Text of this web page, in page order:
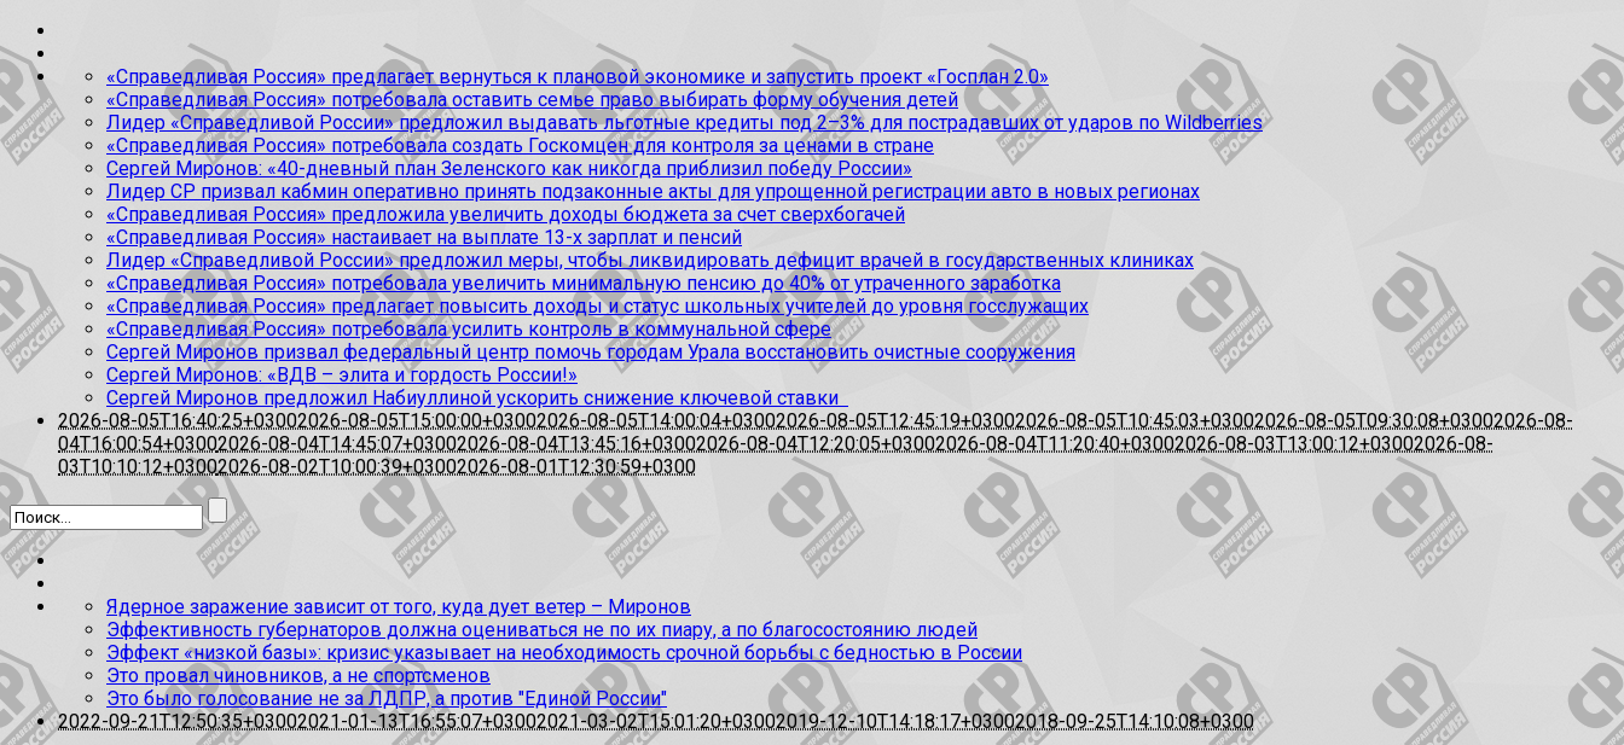
«Справедливая Россия» предлагает вернуться к плановой экономике и запустить проект «Госплан 2.0»
«Справедливая Россия» потребовала оставить семье право выбирать форму обучения детей
Лидер «Справедливой России» предложил выдавать льготные кредиты под 2–3% для пострадавших от ударов по Wildberries
«Справедливая Россия» потребовала создать Госкомцен для контроля за ценами в стране
Сергей Миронов: «40-дневный план Зеленского как никогда приблизил победу России»
Лидер СР призвал кабмин оперативно принять подзаконные акты для упрощенной регистрации авто в новых регионах
«Справедливая Россия» предложила увеличить доходы бюджета за счет сверхбогачей
«Справедливая Россия» настаивает на выплате 13-х зарплат и пенсий
Лидер «Справедливой России» предложил меры, чтобы ликвидировать дефицит врачей в государственных клиниках
«Справедливая Россия» потребовала увеличить минимальную пенсию до 40% от утраченного заработка
«Справедливая Россия» предлагает повысить доходы и статус школьных учителей до уровня госслужащих
«Справедливая Россия» потребовала усилить контроль в коммунальной сфере
Сергей Миронов призвал федеральный центр помочь городам Урала восстановить очистные сооружения
Сергей Миронов: «ВДВ – элита и гордость России!»
Сергей Миронов предложил Набиуллиной ускорить снижение ключевой ставки
2026-08-05T16:40:25+03002026-08-05T15:00:00+03002026-08-05T14:00:04+03002026-08-05T12:45:19+03002026-08-05T10:45:03+03002026-08-05T09:30:08+03002026-08-
04T16:00:54+03002026-08-04T14:45:07+03002026-08-04T13:45:16+03002026-08-04T12:20:05+03002026-08-04T11:20:40+03002026-08-03T13:00:12+03002026-08-
03T10:10:12+03002026-08-02T10:00:39+03002026-08-01T12:30:59+0300
Ядерное заражение зависит от того, куда дует ветер – Миронов
Эффективность губернаторов должна оцениваться не по их пиару, а по благосостоянию людей
Эффект «низкой базы»: кризис указывает на необходимость срочной борьбы с бедностью в России
Это провал чиновников, а не спортсменов
Это было голосование не за ЛДПР, а против "Единой России"
2022-09-21T12:50:35+03002021-01-13T16:55:07+03002021-03-02T15:01:20+03002019-12-10T14:18:17+03002018-09-25T14:10:08+0300